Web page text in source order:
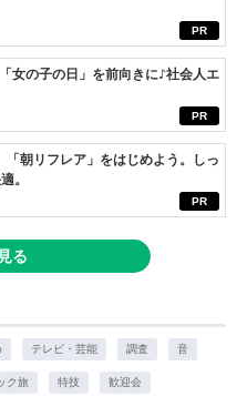
PR
PR
女の子の日」を前向きに♪社会人エ
PR
朝リフレア」をはじめよう。しっ
。
る
テレビ・芸能 調査 音
ク旅 特技 歓迎会